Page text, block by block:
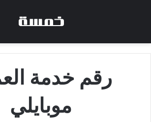
رقم خدمة
موبايلي